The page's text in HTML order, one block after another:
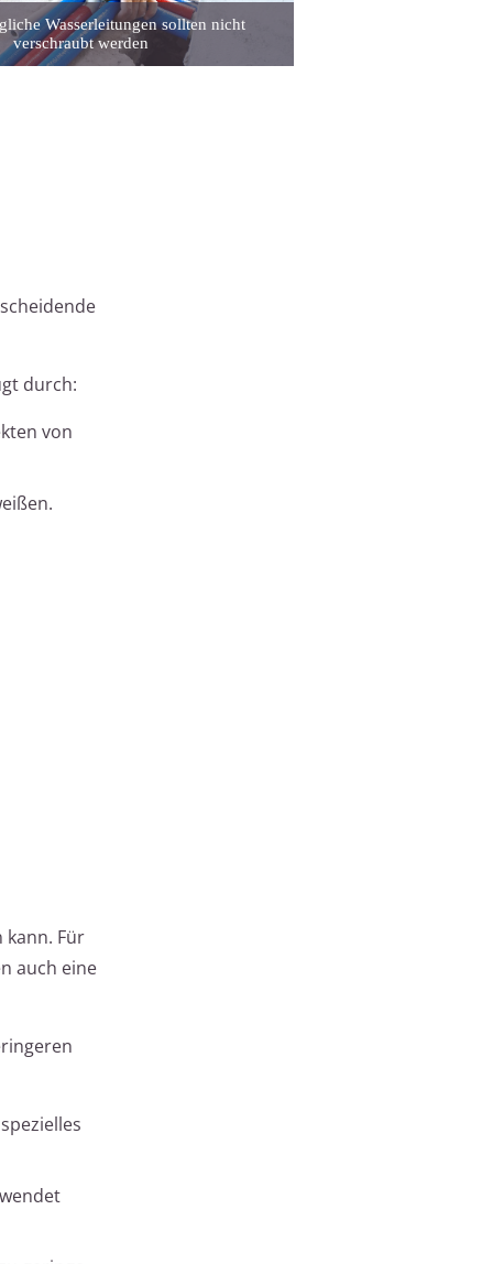
Wasserleitungen sollten nicht
verschraubt werden
durch:
von
kann. Für
auch eine